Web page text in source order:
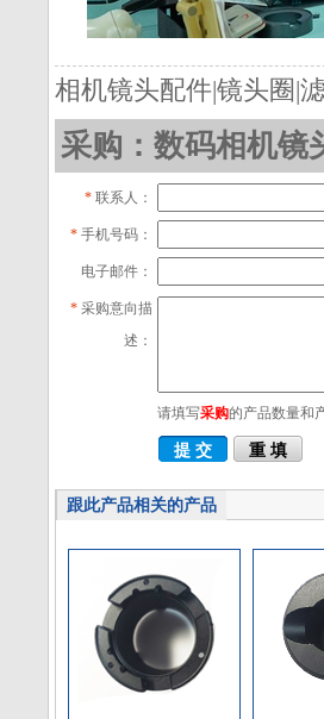
相机镜头配件|镜头圈|
采购：数码相机镜
* 联系人：
* 手机号码：
电子邮件：
* 采购意向描
述：
请填写采购的产品数量和
跟此产品相关的产品